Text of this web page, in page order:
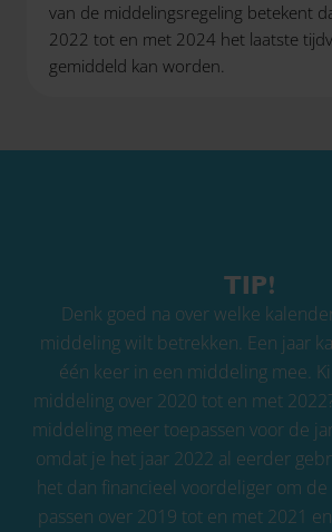
van de middelingsregeling betekent
2022 tot en met 2024 het laatste
gemiddeld kan worden.
TIP!
Denk goed na over welke
middeling wilt betrekken. Een jaar
één keer in een middeling mee.
middeling over 2020 tot en met
middeling meer toepassen voor de
omdat je het jaar 2022 al eerder
het dan financieel voordeliger om
passen over 2019 tot en met 2021